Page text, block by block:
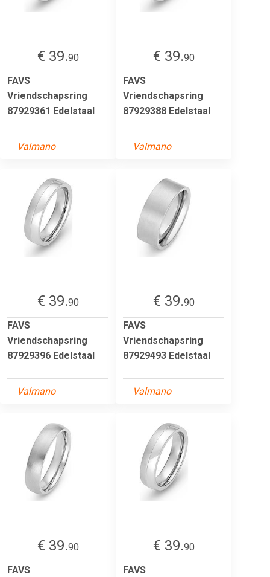
€ 39.90
FAVS
Vriendschapsring
87929361 Edelstaal
Valmano
€ 39.90
FAVS
Vriendschapsring
87929388 Edelstaal
Valmano
€ 39.90
FAVS
Vriendschapsring
87929396 Edelstaal
Valmano
€ 39.90
FAVS
Vriendschapsring
87929493 Edelstaal
Valmano
€ 39.90
FAVS
€ 39.90
FAVS